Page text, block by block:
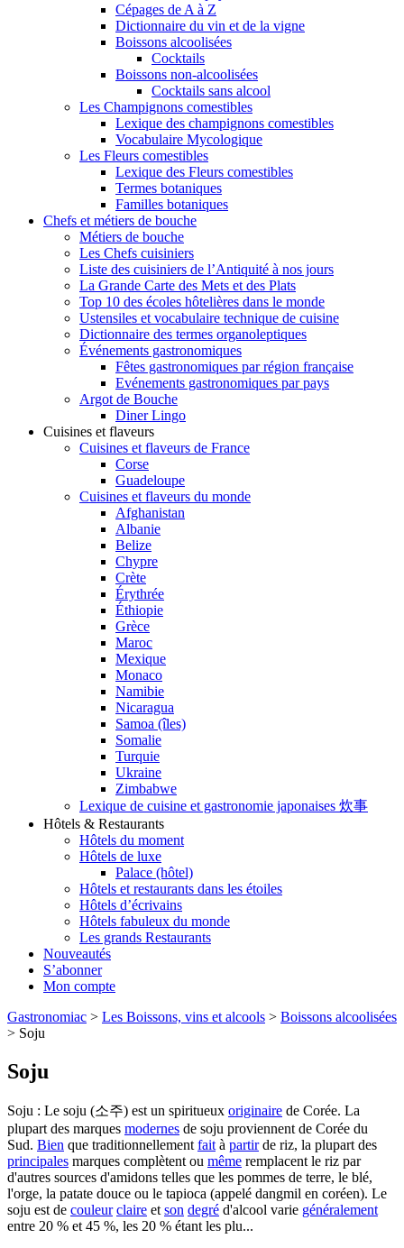
Cépages de A à Z
Dictionnaire du vin et de la vigne
Boissons alcoolisées
Cocktails
Boissons non-alcoolisées
Cocktails sans alcool
Les Champignons comestibles
Lexique des champignons comestibles
Vocabulaire Mycologique
Les Fleurs comestibles
Lexique des Fleurs comestibles
Termes botaniques
Familles botaniques
Chefs et métiers de bouche
Métiers de bouche
Les Chefs cuisiniers
Liste des cuisiniers de l’Antiquité à nos jours
La Grande Carte des Mets et des Plats
Top 10 des écoles hôtelières dans le monde
Ustensiles et vocabulaire technique de cuisine
Dictionnaire des termes organoleptiques
Événements gastronomiques
Fêtes gastronomiques par région française
Evénements gastronomiques par pays
Argot de Bouche
Diner Lingo
Cuisines et flaveurs
Cuisines et flaveurs de France
Corse
Guadeloupe
Cuisines et flaveurs du monde
Afghanistan
Albanie
Belize
Chypre
Crète
Érythrée
Éthiopie
Grèce
Maroc
Mexique
Monaco
Namibie
Nicaragua
Samoa (îles)
Somalie
Turquie
Ukraine
Zimbabwe
Lexique de cuisine et gastronomie japonaises 炊事
Hôtels & Restaurants
Hôtels du moment
Hôtels de luxe
Palace (hôtel)
Hôtels et restaurants dans les étoiles
Hôtels d’écrivains
Hôtels fabuleux du monde
Les grands Restaurants
Nouveautés
S’abonner
Mon compte
Gastronomiac > Les Boissons, vins et alcools > Boissons alcoolisées
> Soju
Soju
Soju : Le soju (소주) est un spiritueux originaire de Corée. La
plupart des marques modernes de soju proviennent de Corée du
Sud. Bien que traditionnellement fait à partirde riz, la plupart des
principales marques complètent ou même remplacent le riz par
d'autres sources d'amidons telles que les pommes de terre, le blé,
l'orge, la patate douce ou le tapioca (appelé dangmil en coréen). Le
soju est de couleur claire et son degré d'alcool varie généralement
entre 20 % et 45 %, les 20 % étant les plu...